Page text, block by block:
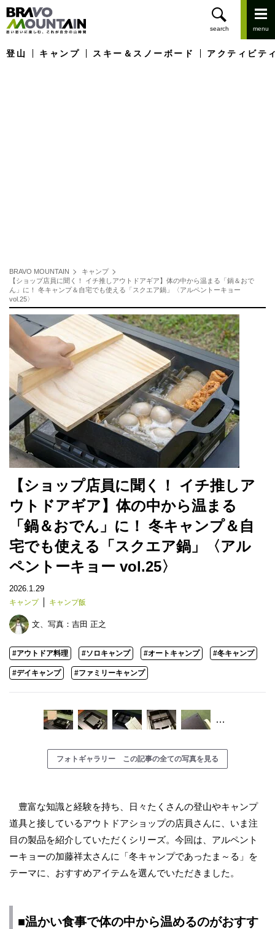
登山 キャンプ スキー＆スノーボード アクティビテ
BRAVO MOUNTAIN
キャンプ
【ショップ店員に聞く！ イチ推しアウトドアギア】体の中から温まる「鍋＆おで
ん」に！ 冬キャンプ＆自宅でも使える「スクエア鍋」〈アルペントーキョー
vol.25〉
【ショップ店員に聞く！ イチ推しア
ウトドアギア】体の中から温まる
「鍋＆おでん」に！ 冬キャンプ＆自
宅でも使える「スクエア鍋」〈アル
ペントーキョー vol.25〉
2026.1.29
キャンプ キャンプ飯
文、写真： 吉田 正之
#アウトドア料理 #ソロキャンプ #オートキャンプ #冬キャンプ
#デイキャンプ #ファミリーキャンプ
…
フォトギャラリー この記事の全ての写真を見る
豊富な知識と経験を持ち、日々たくさんの登山やキャンプ
道具と接しているアウトドアショップの店員さんに、いま注
目の製品を紹介していただくシリーズ。今回は、アルペント
ーキョーの加藤祥太さんに「冬キャンプであったま～る」を
テーマに、おすすめアイテムを選んでいただきました。
■温かい食事で体の中から温めるのがおすす